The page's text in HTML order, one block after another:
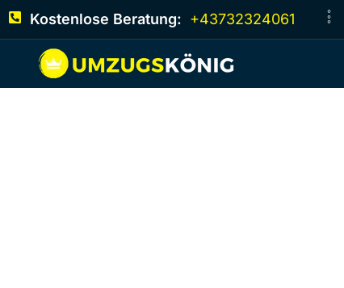
Kostenlose Beratung: +43732324061